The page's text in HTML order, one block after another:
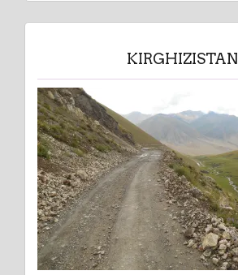
KIRGHIZISTAN